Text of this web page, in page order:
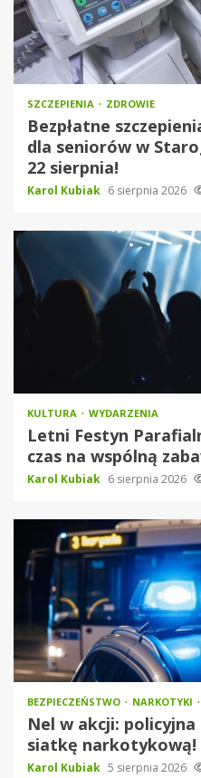
SZCZEPIENIA ZDROWIE
Bezpłatne
dla seniorów w
22 sierpnia!
Karol Kubiak 6 sierpnia 2026
KULTURA WYDARZENIA
Letni Festyn
czas na wspólną
Karol Kubiak 6 sierpnia 2026
BEZPIECZEŃSTWO NARKOTYKI
Nel w akcji: policyjna
siatkę narkotykową!
Karol Kubiak 5 sierpnia 2026